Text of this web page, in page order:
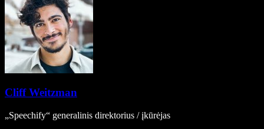
Cliff Weitzman
„Speechify“ generalinis direktorius / įkūrėjas